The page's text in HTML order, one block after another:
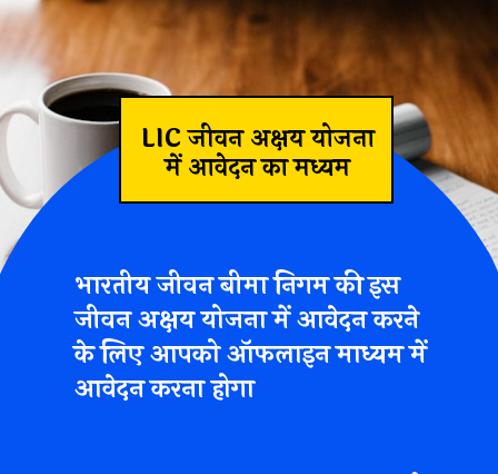
LIC जीवन अक्षय योजना
में आवेदन का मध्यम
भारतीय जीवन बीमा निगम की इस
जीवन अक्षय योजना में आवेदन करने
के लिए आपको ऑफलाइन माध्यम में
आवेदन करना होगा